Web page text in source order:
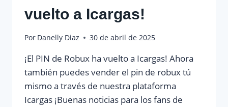
vuelto a Icargas!
Por Danelly Diaz 30 de abril de 2025
¡El PIN de Robux ha vuelto a Icargas! Ahora
también puedes vender el pin de robux tú
mismo a través de nuestra plataforma
Icargas ¡Buenas noticias para los fans de